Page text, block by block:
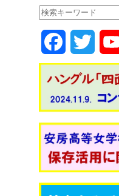
b
o
o
k
d
o
n
a
e
b
o
o
w
t
t
e
r